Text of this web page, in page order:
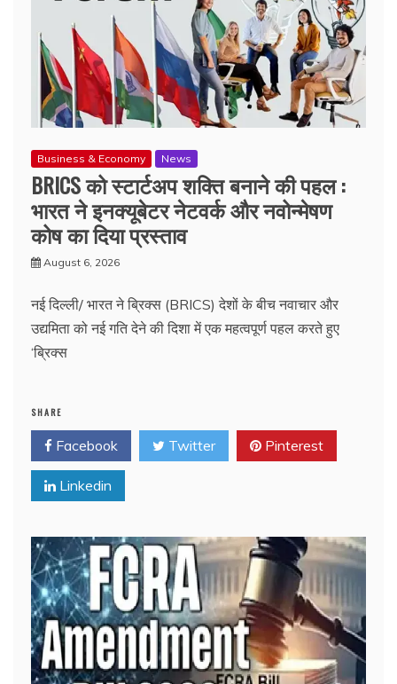
Business & Economy News
BRICS को स्टार्टअप शक्ति बनाने की पहल :
भारत ने इनक्यूबेटर नेटवर्क और नवोन्मेषण
कोष का दिया प्रस्ताव
August 6, 2026
नई दिल्ली/ भारत ने ब्रिक्स (BRICS) देशों के बीच नवाचार और
उद्यमिता को नई गति देने की दिशा में एक महत्वपूर्ण पहल करते हुए
‘ब्रिक्स
SHARE
Facebook Twitter Pinterest
Linkedin